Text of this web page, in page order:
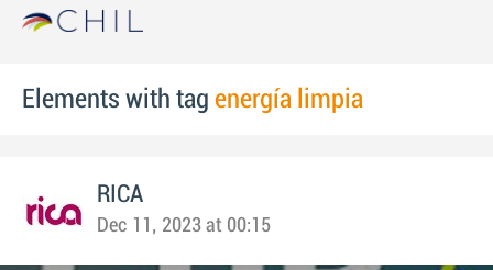
Elements with tag energía limpia
RICA
Dec 11, 2023 at 00:15